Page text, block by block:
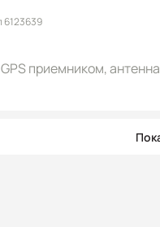
6123639
приемником,